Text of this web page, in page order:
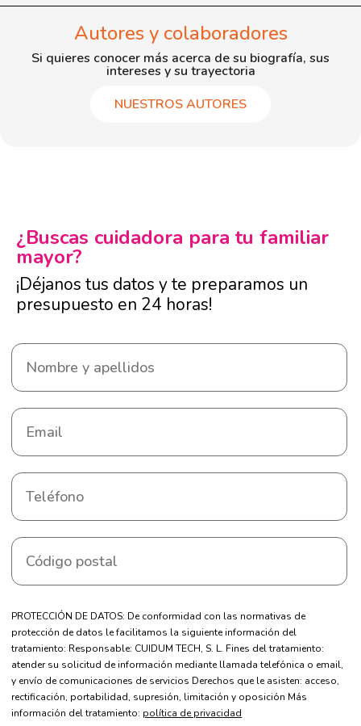
Autores y colaboradores
Si quieres conocer más acerca de su biografía, sus
intereses y su trayectoria
NUESTROS AUTORES
¿Buscas cuidadora para tu familiar
mayor?
¡Déjanos tus datos y te preparamos un
presupuesto en 24 horas!
PROTECCIÓN DE DATOS: De conformidad con las normativas de
protección de datos le facilitamos la siguiente información del
tratamiento: Responsable: CUIDUM TECH, S. L. Fines del tratamiento:
atender su solicitud de información mediante llamada telefónica o email,
y envío de comunicaciones de servicios Derechos que le asisten: acceso,
rectificación, portabilidad, supresión, limitación y oposición Más
información del tratamiento: política de privacidad